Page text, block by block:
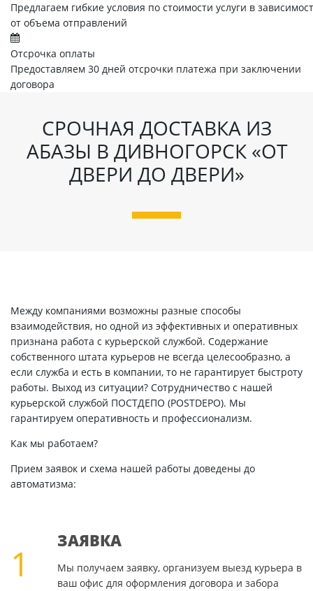
Предлагаем гибкие условия по стоимости услуги в
от объема отправлений
Отсрочка оплаты
Предоставляем 30 дней отсрочки платежа при заключении
договора
СРОЧНАЯ ДОСТАВКА ИЗ
АБАЗЫ В ДИВНОГОРСК «ОТ
ДВЕРИ ДО ДВЕРИ»
Между компаниями возможны разные способы
взаимодействия, но одной из эффективных и оперативных
признана работа с курьерской службой. Содержание
собственного штата курьеров не всегда целесообразно, а
если служба и есть в компании, то не гарантирует быстроту
работы. Выход из ситуации? Сотрудничество с нашей
курьерской службой ПОСТДЕПО (POSTDEPO). Мы
гарантируем оперативность и профессионализм.
Как мы работаем?
Прием заявок и схема нашей работы доведены до
автоматизма:
1
ЗАЯВКА
Мы получаем заявку, организуем выезд курьера в
ваш офис для оформления договора и забора